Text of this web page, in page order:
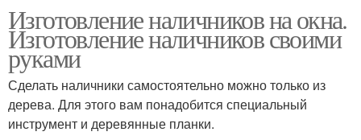
Изготовление наличников на окна.
Изготовление наличников своими
руками
Сделать наличники самостоятельно можно только из
дерева. Для этого вам понадобится специальный
инструмент и деревянные планки.